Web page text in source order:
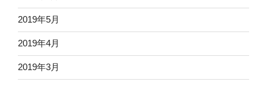
2019年5月
2019年4月
2019年3月